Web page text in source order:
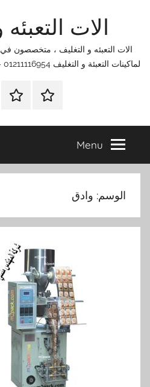
الات
الات التعبئه و التغليف ، متخصصون في
لماكينات التعبئة و التغليف 01211116954 – 01211116956 – 01211116958
الرئيسيةاتصل
Menu
الوسم: وادق